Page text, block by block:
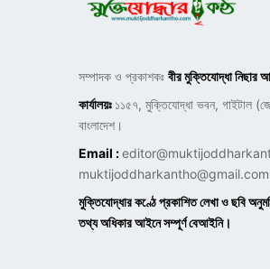
সম্পাদক ও প্রকাশকঃ বীর মুক্তিযোদ্ধা নিছার
কার্যালয়ঃ ১১৫৭, মুক্তিযোদ্ধা ভবন, গাইটাল
বাংলাদেশ।
Email :
muktijoddharkantho@gmail.com
মুক্তিযোদ্ধার কণ্ঠে প্রকাশিত লেখা ও ছবি
তথ্য অধিকার আইনে সম্পূর্ণ বেআইনি।